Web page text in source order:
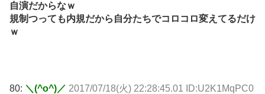
自演だからなｗ
規制つっても内規だから自分たちでコロコロ変えてるだけ
ｗ
80: ＼(^o^)／ 2017/07/18(火) 22:28:45.01 ID:U2K1MqPC0